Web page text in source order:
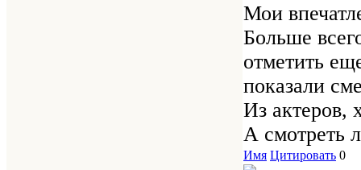
Мои
Больше
отметить
показали
Из актеров,
А смотреть
Имя Цитировать 0